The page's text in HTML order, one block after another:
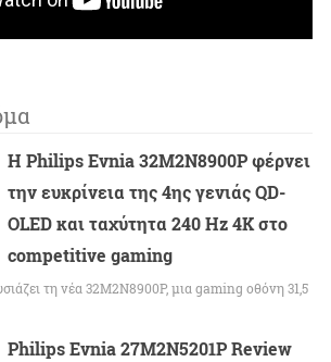
Η Philips Evnia 32M2N8900P φέρνει
την ευκρίνεια της 4ης γενιάς QD-
OLED και ταχύτητα 240 Hz 4K στο
competitive gaming
τη νέα 32M2N8900P, μια gaming οθόνη 31,5
Philips Evnia 27M2N5201P Review